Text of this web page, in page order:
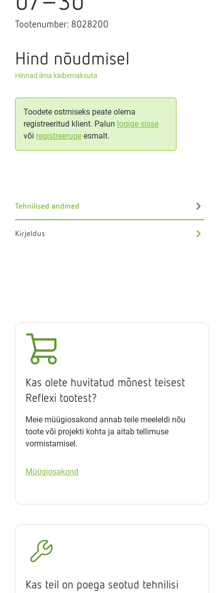
Tootenumber: 8028200
Hind nõudmisel
Hinnad ilma käibemaksuta
Toodete ostmiseks peate olema
registreeritud klient. Palun logige sisse
või registreeruge esmalt.
Tehnilised andmed
Kirjeldus
Kas olete huvitatud mõnest teisest
Reflexi tootest?
Meie müügiosakond annab teile meeleldi nõu
toote või projekti kohta ja aitab tellimuse
vormistamisel.
Müügiosakond
Kas teil on poega seotud tehnilisi